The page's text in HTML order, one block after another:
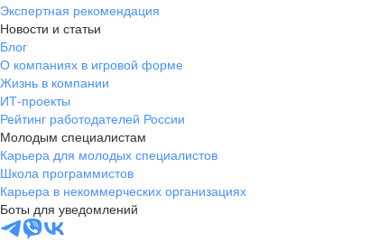
Экспертная рекомендация
Новости и статьи
Блог
О компаниях в игровой форме
Жизнь в компании
ИТ-проекты
Рейтинг работодателей России
Молодым специалистам
Карьера для молодых специалистов
Школа программистов
Карьера в некоммерческих организациях
Боты для уведомлений